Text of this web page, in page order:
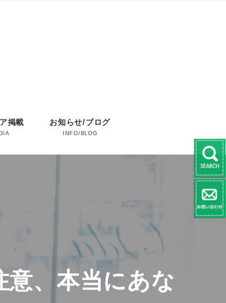
掲載 お知らせ/ブログ
INFO/BLOG
意、本当にあな